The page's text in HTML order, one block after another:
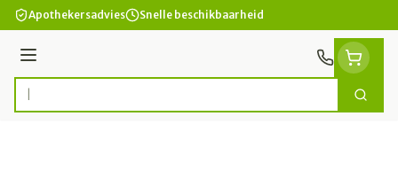
Ga naar de inhoud
Apothekersadvies Snelle beschikbaarheid
Menu
Product, merk, categorie... Zoek